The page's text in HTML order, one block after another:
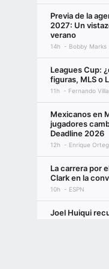
Previa de la
2027: Un
verano
14h Bobby Marks
Leagues Cup:
figuras, MLS o
11h Fernando Villa
Mexicanos en
jugadores
Deadline 2026
12h Enrique
La carrera por
Clark en la
10h ESPN
Joel Huiqui